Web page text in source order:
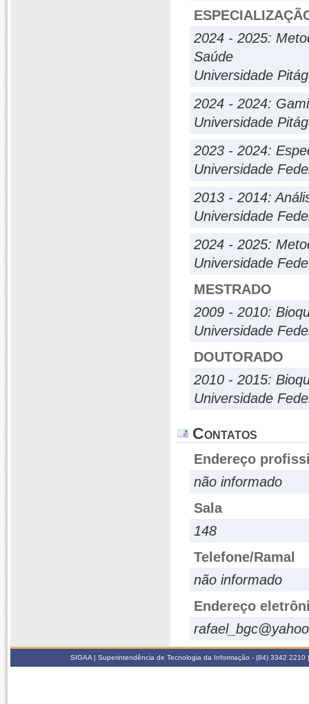
2024 - 2025:
Saúde
Universidade
2024 - 2024:
Universidade
2023 - 2024:
Universidade
2013 - 2014:
Universidade
2024 - 2025:
Universidade
MESTRADO
2009 - 2010:
Universidade
DOUTORADO
2010 - 2015:
Universidade
Contatos
Endereço
não informado
Sala
148
Telefone/Ramal
não informado
Endereço
SIGAA | Superintendência de Tecnologia da Informação - (84) 3342